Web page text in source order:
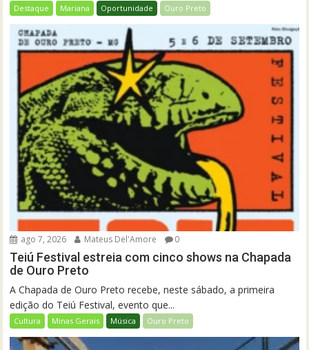
Destaque Mariana Oportunidade Ouro Preto
ago 7, 2026 Mateus Del'Amore 0
Teiú Festival estreia com cinco shows na Chapada
de Ouro Preto
A Chapada de Ouro Preto recebe, neste sábado, a primeira
edição do Teiú Festival, evento que...
Cultura Minas Gerais Música Ouro Preto